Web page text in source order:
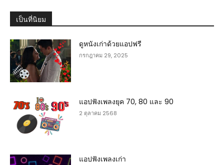
เป็นที่นิยม
ดูหนังเก่าด้วยแอปฟรี
กรกฎาคม 29, 2025
แอปฟังเพลงยุค 70, 80 และ 90
2 ตุลาคม 2568
แอปฟังเพลงเก่า